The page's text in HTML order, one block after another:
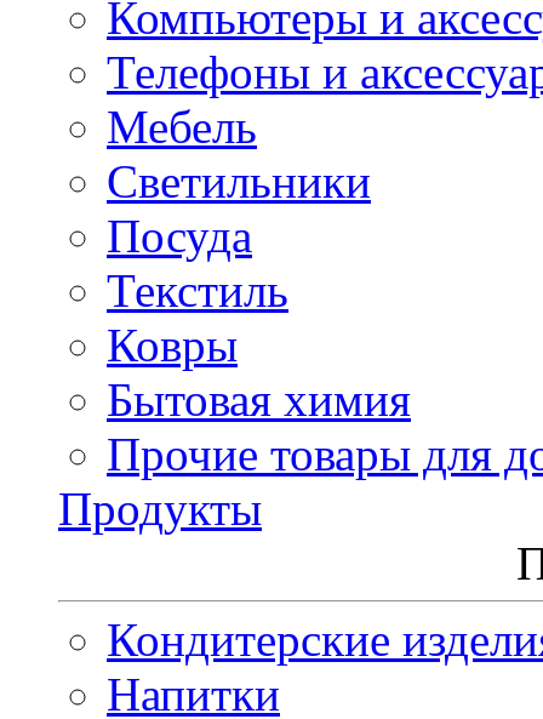
Компьютеры и
Телефоны и
Мебель
Светильники
Посуда
Текстиль
Ковры
Бытовая химия
Прочие товары для
Продукты
Кондитерские
Напитки